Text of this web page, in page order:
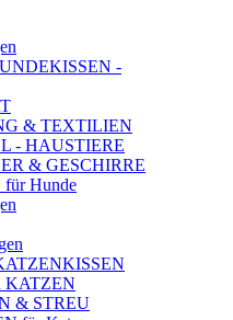
-
& TEXTILIEN
- HAUSTIERE
& GESCHIRRE
Hunde
KATZEN
& STREU